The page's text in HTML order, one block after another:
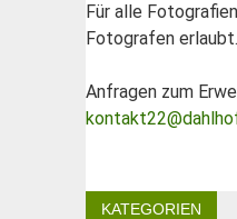
Für alle
Fotografen
Anfragen zum
KATEGORIEN